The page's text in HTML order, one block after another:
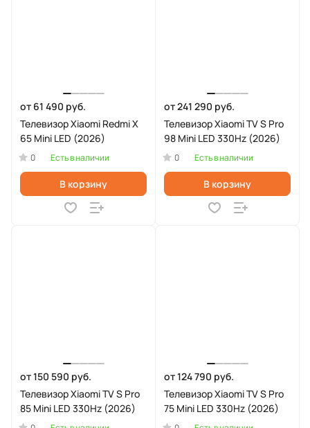
от 61 490 руб.
Телевизор Xiaomi Redmi X
65 Mini LED (2026)
0 Есть в наличии
В корзину
от 241 290 руб.
Телевизор Xiaomi TV S Pro
98 Mini LED 330Hz (2026)
0 Есть в наличии
В корзину
от 150 590 руб.
Телевизор Xiaomi TV S Pro
85 Mini LED 330Hz (2026)
от 124 790 руб.
Телевизор Xiaomi TV S Pro
75 Mini LED 330Hz (2026)